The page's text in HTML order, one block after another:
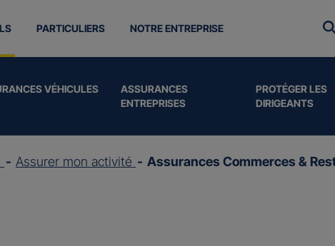
VÉHICULES
ASSURANCES
ENTREPRISES
PROTÉGER LES
DIRIGEANTS
PARTICULIERS NOTRE ENTREPRISE
Assurer mon activité Assurances Commerces &